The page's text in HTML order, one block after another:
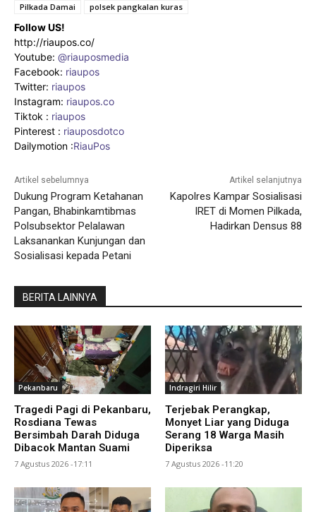
Pilkada Damai
polsek pangkalan kuras
Follow US!
http://riaupos.co/
Youtube: @riauposmedia
Facebook: riaupos
Twitter: riaupos
Instagram: riaupos.co
Tiktok : riaupos
Pinterest : riauposdotco
Dailymotion :RiauPos
Artikel sebelumnya
Dukung Program Ketahanan
Pangan, Bhabinkamtibmas
Polsubsektor Pelalawan
Laksanankan Kunjungan dan
Sosialisasi kepada Petani
Artikel selanjutnya
Kapolres Kampar Sosialisasi
IRET di Momen Pilkada,
Hadirkan Densus 88
BERITA LAINNYA
Pekanbaru
Tragedi Pagi di Pekanbaru,
Rosdiana Tewas
Bersimbah Darah Diduga
Dibacok Mantan Suami
7 Agustus 2026 -17:11
Indragiri Hilir
Terjebak Perangkap,
Monyet Liar yang Diduga
Serang 18 Warga Masih
Diperiksa
7 Agustus 2026 -11:20